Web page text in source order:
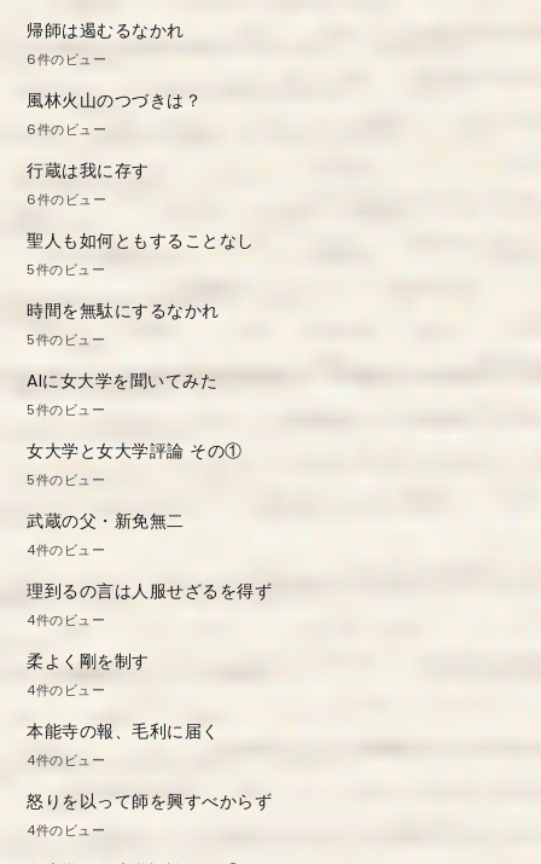
帰師は遏むるなかれ
6件のビュー
風林火山のつづきは？
6件のビュー
行蔵は我に存す
6件のビュー
聖人も如何ともすることなし
5件のビュー
時間を無駄にするなかれ
5件のビュー
AIに女大学を聞いてみた
5件のビュー
女大学と女大学評論 その①
5件のビュー
武蔵の父・新免無二
4件のビュー
理到るの言は人服せざるを得ず
4件のビュー
柔よく剛を制す
4件のビュー
本能寺の報、毛利に届く
4件のビュー
怒りを以って師を興すべからず
4件のビュー